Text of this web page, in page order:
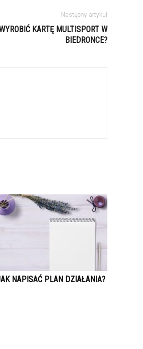
Następny artykuł
KARTĘ MULTISPORT W
BIEDRONCE?
NAPISAĆ PLAN DZIAŁANIA?